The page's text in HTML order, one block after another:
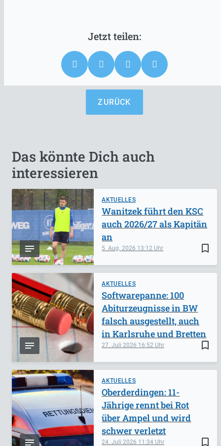
ZURÜCK
Das könnte Dich auch
interessieren
AKTUELLES
bookmark_border
5. Aug. 2026 13:12
Wanitzek führt den KSC
auch 2026/27 als Kapitän
an
AKTUELLES
bookmark_border
27. Juli 2026 16:52
Softwarepanne: 100
Abiturzeugnisse in BW
falsch ausgestellt, auch
in Karlsruhe und Bretten
AKTUELLES
bookmark_border
24. Juli 2026 11:34
Oberderdingen: 11-
Jährige rennt bei Rot
über Ampel und wird
schwer verletzt